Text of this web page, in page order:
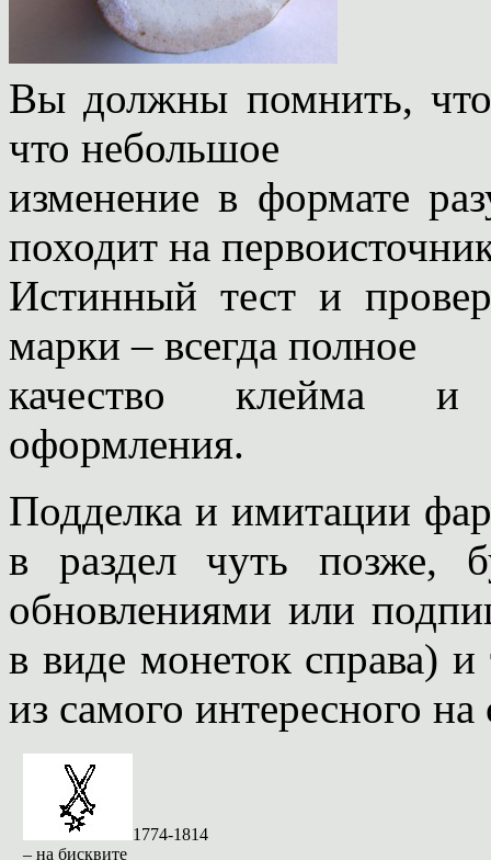
Вы должны помнить,
что небольшое
изменение в формате
походит на
Истинный тест и
марки – всегда полное
качество клейма и
оформления.
Подделка и имитации
в раздел чуть позже,
обновлениями или
в виде монеток справа)
из самого интересного на
1774-1814
– на бисквите